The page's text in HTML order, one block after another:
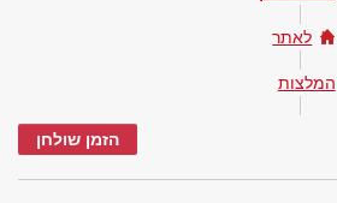
לאתר
המלצות
הזמן שולחן